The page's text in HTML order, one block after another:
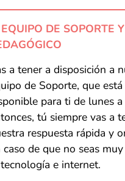
EQUIPO DE SOPORTE Y
a tener a disposición a
de Soporte, que está
para ti de lunes a
tú siempre vas a
respuesta rápida y
caso de que no seas
e internet.